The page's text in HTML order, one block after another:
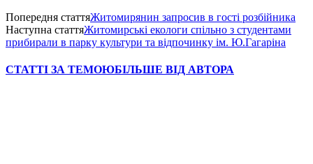
Попередня статтяЖитомирянин запросив в гості розбійника
Наступна статтяЖитомирські екологи спільно з студентами
прибирали в парку культури та відпочинку ім. Ю.Гагаріна
СТАТТІ ЗА ТЕМОЮБІЛЬШЕ ВІД АВТОРА